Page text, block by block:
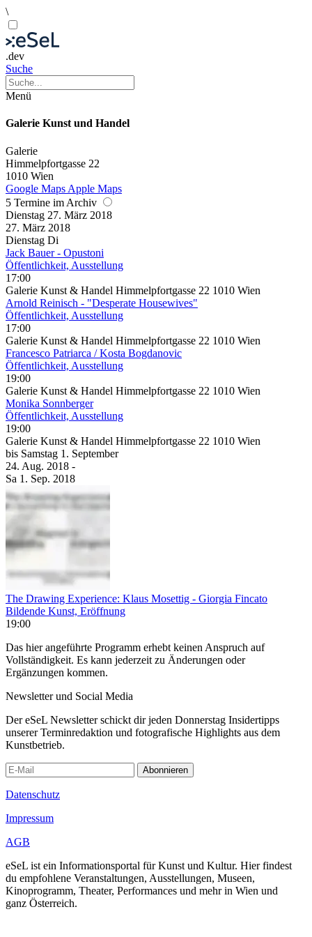
\
.dev
Suche
Menü
Galerie Kunst und Handel
Galerie
Himmelpfortgasse 22
1010 Wien
Google Maps Apple Maps
5 Termine im Archiv
Dienstag 27. März 2018
27. März 2018
Dienstag Di
Jack Bauer - Opustoni
Öffentlichkeit, Ausstellung
17:00
Galerie Kunst & Handel Himmelpfortgasse 22 1010 Wien
Arnold Reinisch - "Desperate Housewives"
Öffentlichkeit, Ausstellung
17:00
Galerie Kunst & Handel Himmelpfortgasse 22 1010 Wien
Francesco Patriarca / Kosta Bogdanovic
Öffentlichkeit, Ausstellung
19:00
Galerie Kunst & Handel Himmelpfortgasse 22 1010 Wien
Monika Sonnberger
Öffentlichkeit, Ausstellung
19:00
Galerie Kunst & Handel Himmelpfortgasse 22 1010 Wien
bis Samstag 1. September
24. Aug. 2018 -
Sa 1. Sep. 2018
The Drawing Experience: Klaus Mosettig - Giorgia Fincato
Bildende Kunst, Eröffnung
19:00
Das hier angeführte Programm erhebt keinen Anspruch auf
Vollständigkeit. Es kann jederzeit zu Änderungen oder
Ergänzungen kommen.
Newsletter und Social Media
Der eSeL Newsletter schickt dir jeden Donnerstag Insidertipps
unserer Terminredaktion und fotografische Highlights aus dem
Kunstbetrieb.
Abonnieren
Datenschutz
Impressum
AGB
eSeL ist ein Informationsportal für Kunst und Kultur. Hier findest
du empfohlene Veranstaltungen, Ausstellungen, Museen,
Kinoprogramm, Theater, Performances und mehr in Wien und
ganz Österreich.